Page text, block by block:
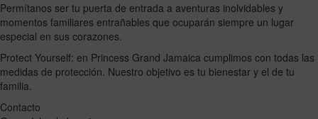
Permítanos ser tu puerta de entrada a aventuras inolvidables y
momentos familiares entrañables que ocuparán siempre un lugar
especial en sus corazones.
Protect Yourself: en Princess Grand Jamaica cumplimos con todas las
medidas de protección. Nuestro objetivo es tu bienestar y el de tu
familia.
Contacto